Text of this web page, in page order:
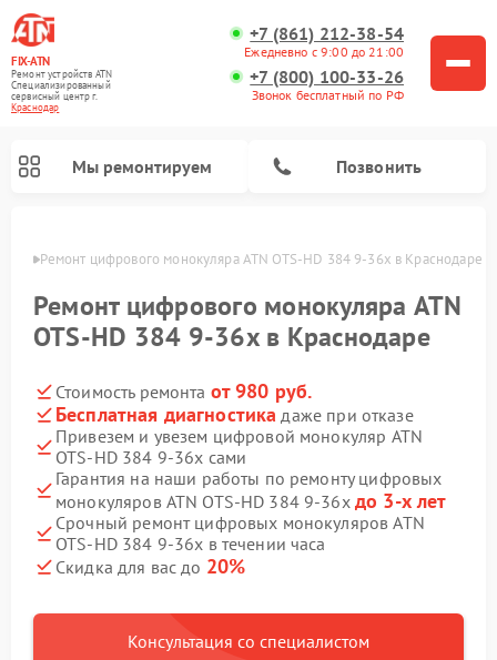
FIX-ATN
Ремонт устройств ATN
Специализированный
cервисный центр г.
Краснодар
+7 (861) 212-38-54
Ежедневно с 9:00 до 21:00
+7 (800) 100-33-26
Звонок бесплатный по РФ
Мы ремонтируем Позвонить
Ремонт цифрового монокуляра ATN OTS-HD 384 9-36x в Краснодаре
Ремонт цифрового монокуляра ATN
OTS-HD 384 9-36x в Краснодаре
Стоимость ремонта от 980 руб.
Бесплатная диагностика даже при отказе
Привезем и увезем цифровой монокуляр ATN
OTS-HD 384 9-36x сами
Гарантия на наши работы по ремонту цифровых
монокуляров ATN OTS-HD 384 9-36x до 3-х лет
Срочный ремонт цифровых монокуляров ATN
OTS-HD 384 9-36x в течении часа
Скидка для вас до 20%
Консультация со специалистом